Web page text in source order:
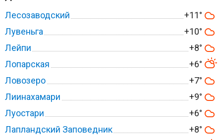
Лесозаводский
+11°
Лувеньга
+10°
Лейпи
+8°
Лопарская
+6°
Ловозеро
+7°
Лиинахамари
+9°
Луостари
+6°
Лапландский Заповедник
+8°